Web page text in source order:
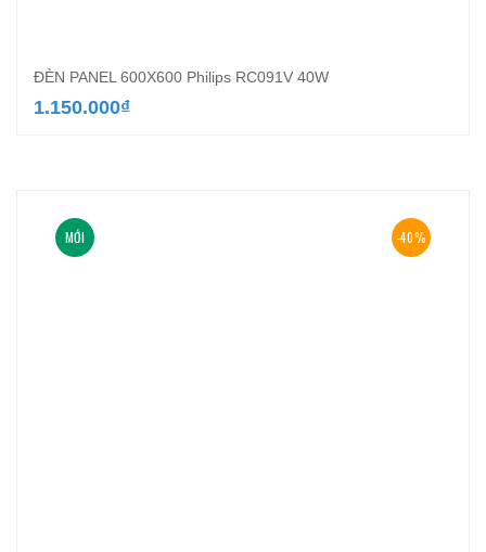
ĐÈN PANEL 600X600 Philips RC091V 40W
1.150.000₫
-40%
MỚI